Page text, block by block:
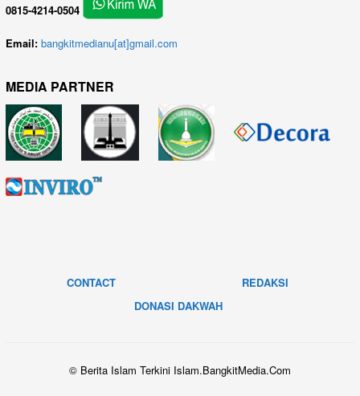
0815-4214-0504
Email: bangkitmedianu[at]gmail.com
MEDIA PARTNER
CONTACT
REDAKSI
DONASI DAKWAH
© Berita Islam Terkini Islam.BangkitMedia.Com